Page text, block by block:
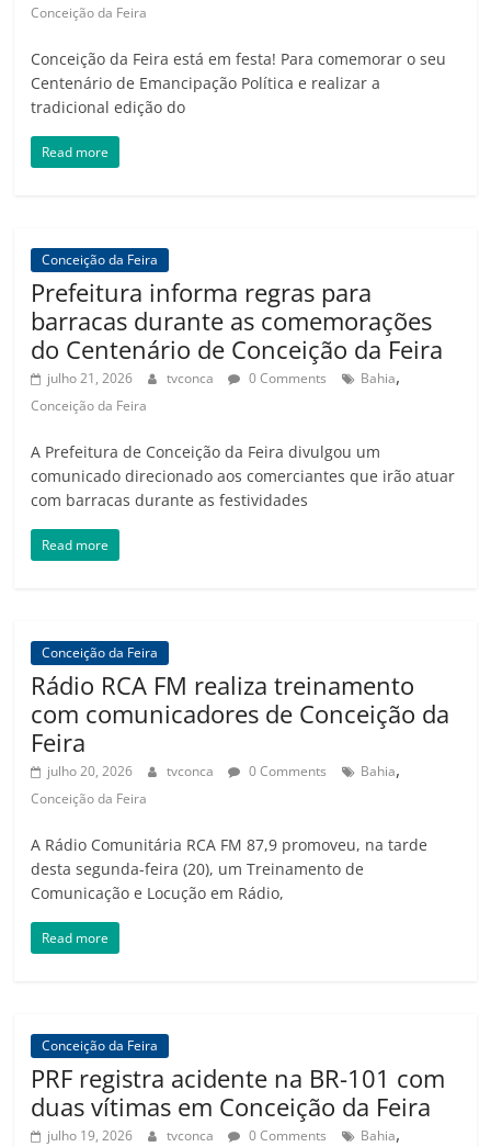
Conceição da Feira
Conceição da Feira está em festa! Para comemorar o seu
Centenário de Emancipação Política e realizar a
tradicional edição do
Read more
Conceição da Feira
Prefeitura informa regras para
barracas durante as comemorações
do Centenário de Conceição da Feira
julho 21, 2026 tvconca 0 Comments Bahia,
Conceição da Feira
A Prefeitura de Conceição da Feira divulgou um
comunicado direcionado aos comerciantes que irão atuar
com barracas durante as festividades
Read more
Conceição da Feira
Rádio RCA FM realiza treinamento
com comunicadores de Conceição da
Feira
julho 20, 2026 tvconca 0 Comments Bahia,
Conceição da Feira
A Rádio Comunitária RCA FM 87,9 promoveu, na tarde
desta segunda-feira (20), um Treinamento de
Comunicação e Locução em Rádio,
Read more
Conceição da Feira
PRF registra acidente na BR-101 com
duas vítimas em Conceição da Feira
julho 19, 2026 tvconca 0 Comments Bahia,